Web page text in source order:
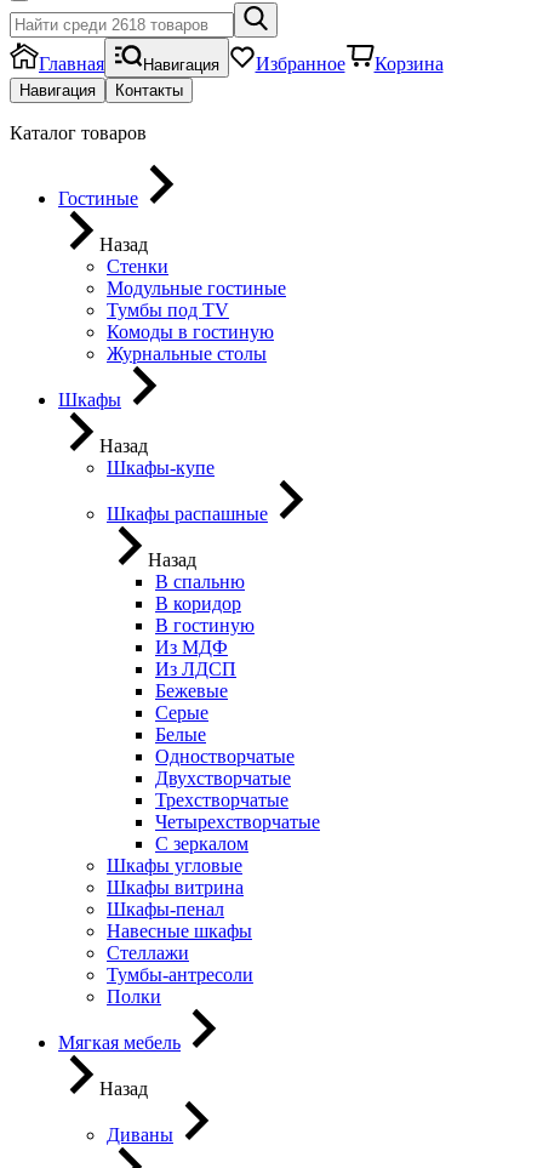
Главная Навигация Избранное Корзина
Навигация Контакты
Каталог товаров
Гостиные
Назад
Стенки
Модульные гостиные
Тумбы под ТV
Комоды в гостиную
Журнальные столы
Шкафы
Назад
Шкафы-купе
Шкафы распашные
Назад
В спальню
В коридор
В гостиную
Из МДФ
Из ЛДСП
Бежевые
Серые
Белые
Одностворчатые
Двухстворчатые
Трехстворчатые
Четырехстворчатые
С зеркалом
Шкафы угловые
Шкафы витрина
Шкафы-пенал
Навесные шкафы
Стеллажи
Тумбы-антресоли
Полки
Мягкая мебель
Назад
Диваны